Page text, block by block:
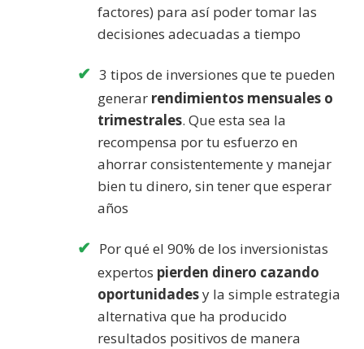
factores) para así poder tomar las
decisiones adecuadas a tiempo
3 tipos de inversiones que te pueden
generar rendimientos mensuales o
trimestrales. Que esta sea la
recompensa por tu esfuerzo en
ahorrar consistentemente y manejar
bien tu dinero, sin tener que esperar
años
Por qué el 90% de los inversionistas
expertos pierden dinero cazando
oportunidadesy la simple estrategia
alternativa que ha producido
resultados positivos de manera